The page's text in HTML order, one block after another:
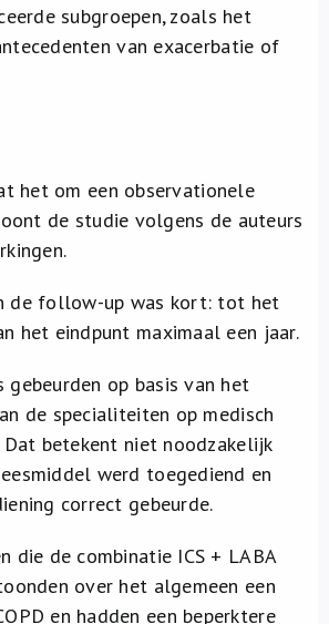
subgroepen, zoals het
van exacerbatie of
het om een observationele
de studie volgens de auteurs
de follow-up was kort: tot het
het eindpunt maximaal een jaar.
gebeurden op basis van het
de specialiteiten op medisch
betekent niet noodzakelijk
werd toegediend en
correct gebeurde.
die de combinatie ICS + LABA
over het algemeen een
en hadden een beperktere